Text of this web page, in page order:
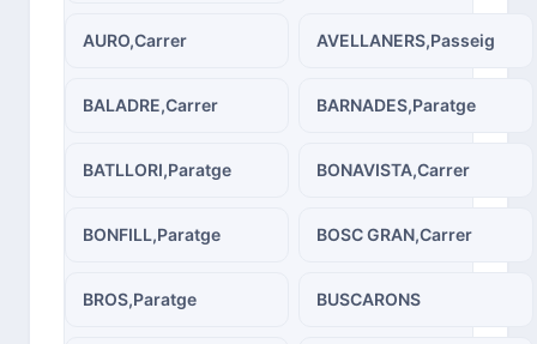
AURO,Carrer AVELLANERS,Passeig
BALADRE,Carrer BARNADES,Paratge
BATLLORI,Paratge BONAVISTA,Carrer
BONFILL,Paratge BOSC GRAN,Carrer
BROS,Paratge BUSCARONS